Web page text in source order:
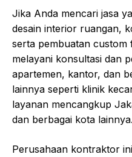
Jika Anda mencari jasa
desain interior ruangan,
serta pembuatan
melayani konsultasi dan
apartemen, kantor, dan
lainnya seperti klinik
layanan mencangkup
dan berbagai kota lainnya.
Perusahaan kontraktor